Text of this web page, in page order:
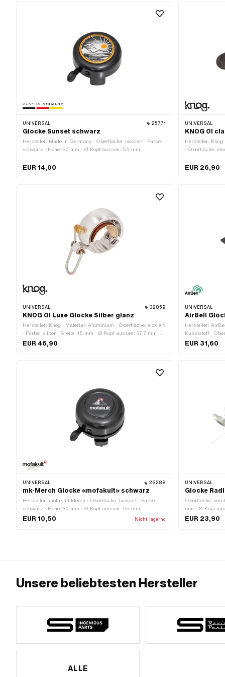
UNIVERSAL 25771
Glocke Sunset schwarz
Hersteller: Made in Germany · Oberfläche: lackiert · Farbe:
schwarz · Höhe: 30 mm · Ø Kopf aussen: 55 mm
EUR 14,00
UNIVERSAL
KNOG OI
Hersteller:
· Oberfläche:
EUR 26,90
UNIVERSAL 32859
KNOG OI Luxe Glocke Silber glanz
Hersteller: Knog · Material: Aluminium · Oberfläche: eloxiert
· Farbe: silber · Breite: 15 mm · Ø Kopf aussen: 37.7 mm ·
Klemmdurchmesser: 22 mm
EUR 46,90
UNIVERSAL
AirBell
Hersteller:
Kunststoff ·
Gesamtlänge:
mm ·
EUR 31,60
UNIVERSAL 26288
mk-Merch Glocke «mofakult» schwarz
Hersteller: mofakult Merch · Oberfläche: lackiert · Farbe:
schwarz · Höhe: 30 mm · Ø Kopf aussen: 55 mm
EUR 10,50 Nicht lagernd
UNIVERSAL
Glocke
Oberfläche:
mm · Ø Kopf
EUR 23,90
Unsere beliebtesten Hersteller
ALLE